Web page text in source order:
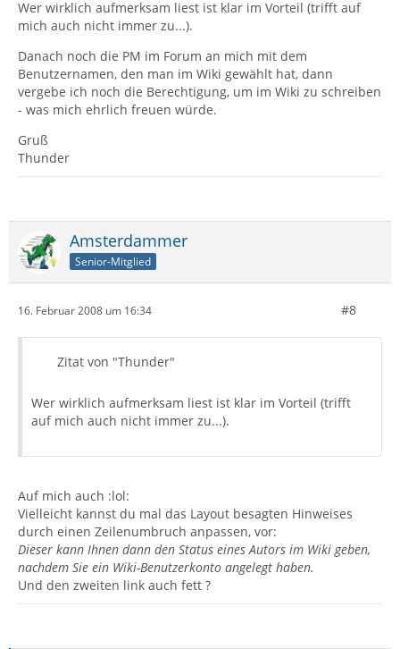
Wer wirklich aufmerksam liest ist klar im Vorteil (trifft auf
mich auch nicht immer zu...).
Danach noch die PM im Forum an mich mit dem
Benutzernamen, den man im Wiki gewählt hat, dann
vergebe ich noch die Berechtigung, um im Wiki zu schreiben
- was mich ehrlich freuen würde.
Gruß
Thunder
Amsterdammer
Senior-Mitglied
16. Februar 2008 um 16:34 #8
Zitat von "Thunder"
Wer wirklich aufmerksam liest ist klar im Vorteil (trifft
auf mich auch nicht immer zu...).
Auf mich auch :lol:
Vielleicht kannst du mal das Layout besagten Hinweises
durch einen Zeilenumbruch anpassen, vor:
Dieser kann Ihnen dann den Status eines Autors im Wiki geben,
nachdem Sie ein Wiki-Benutzerkonto angelegt haben.
Und den zweiten link auch fett ?